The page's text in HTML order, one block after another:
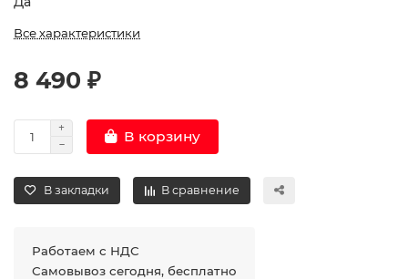
Все характеристики
8 490 ₽
В корзину
В закладки В сравнение
Работаем с НДС
Самовывоз сегодня, бесплатно